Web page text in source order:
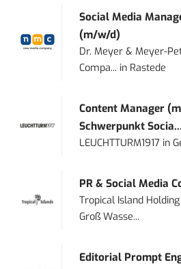
Social Media
(m/w/d)
Dr. Meyer & Meyer-
Compa... in Rastede
Content Manager
Schwerpunkt Socia...
LEUCHTTURM1917 in
PR & Social Media
Tropical Island
Groß Wasse...
Editorial Prompt